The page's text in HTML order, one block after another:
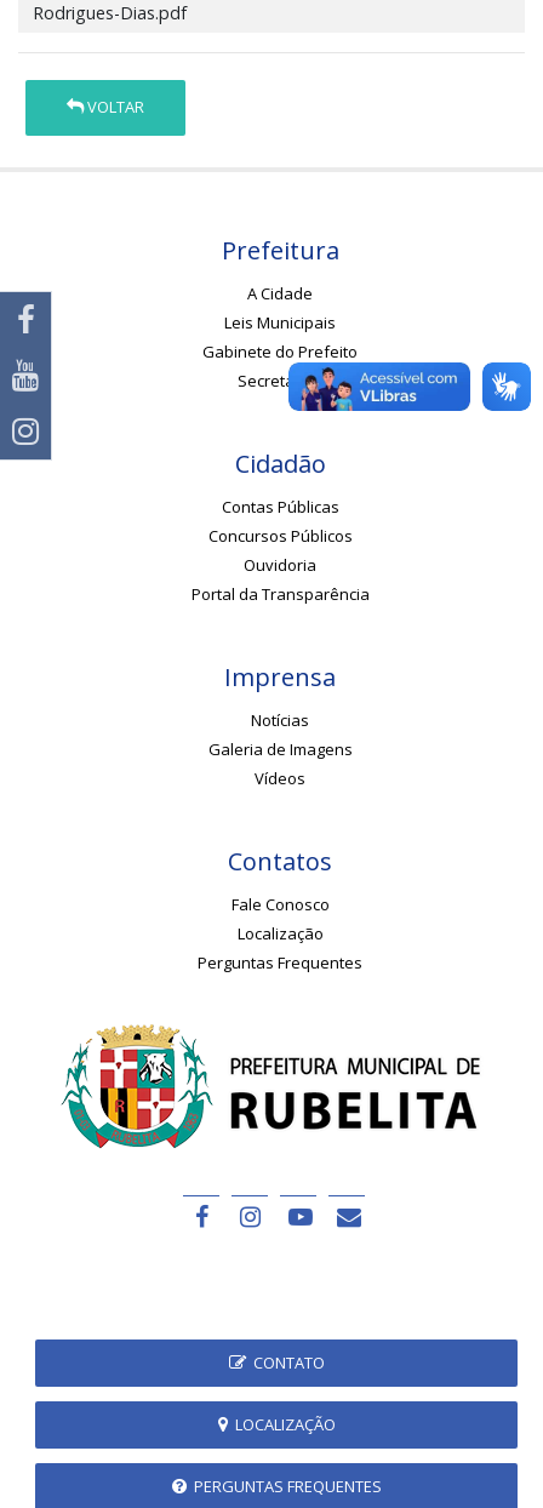
Rodrigues-Dias.pdf
VOLTAR
Prefeitura
A Cidade
Leis Municipais
Gabinete do Prefeito
Secretarias
Cidadão
Contas Públicas
Concursos Públicos
Ouvidoria
Portal da Transparência
Imprensa
Notícias
Galeria de Imagens
Vídeos
Contatos
Fale Conosco
Localização
Perguntas Frequentes
CONTATO
LOCALIZAÇÃO
PERGUNTAS FREQUENTES